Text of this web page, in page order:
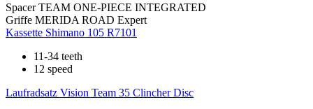
Spacer TEAM ONE-PIECE INTEGRATED
Griffe MERIDA ROAD Expert
Kassette Shimano 105 R7101
11-34 teeth
12 speed
Laufradsatz Vision Team 35 Clincher Disc